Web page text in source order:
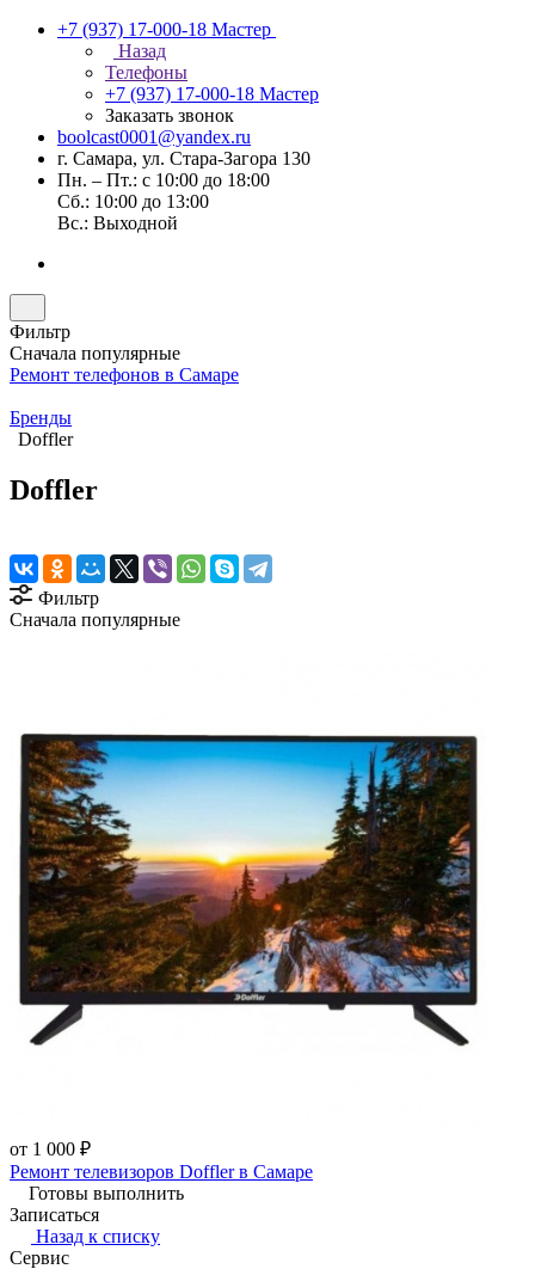
+7 (937) 17-000-18 Мастер
Назад
Телефоны
+7 (937) 17-000-18 Мастер
Заказать звонок
boolcast0001@yandex.ru
г. Самара, ул. Стара-Загора 130
Пн. – Пт.: с 10:00 до 18:00
Сб.: 10:00 до 13:00
Вс.: Выходной
Фильтр
Сначала популярные
Ремонт телефонов в Самаре
Бренды
Doffler
Doffler
Фильтр
Сначала популярные
от 1 000 ₽
Ремонт телевизоров Doffler в Самаре
Готовы выполнить
Записаться
Назад к списку
Сервис